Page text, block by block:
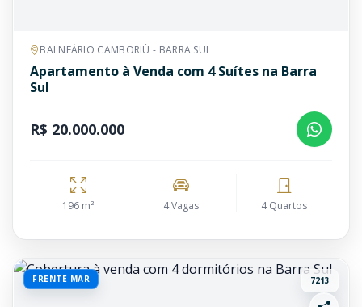
BALNEÁRIO CAMBORIÚ - BARRA SUL
Apartamento à Venda com 4 Suítes na Barra
Sul
R$ 20.000.000
196 m² 4 Vagas 4 Quartos
FRENTE MAR 7213